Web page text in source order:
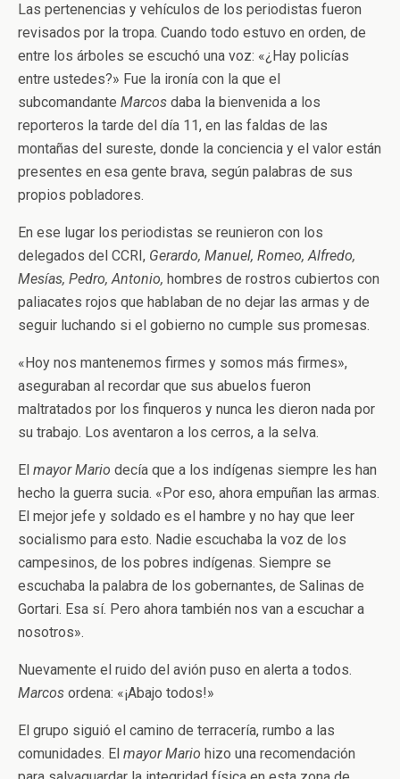
Las pertenencias y vehículos de los periodistas fueron
revisados por la tropa. Cuando todo estuvo en orden, de
entre los árboles se escuchó una voz: «¿Hay policías
entre ustedes?» Fue la ironía con la que el
subcomandante Marcos daba la bienvenida a los
reporteros la tarde del día 11, en las faldas de las
montañas del sureste, donde la conciencia y el valor están
presentes en esa gente brava, según palabras de sus
propios pobladores.
En ese lugar los periodistas se reunieron con los
delegados del CCRI, Gerardo, Manuel, Romeo, Alfredo,
Mesías, Pedro, Antonio, hombres de rostros cubiertos con
paliacates rojos que hablaban de no dejar las armas y de
seguir luchando si el gobierno no cumple sus promesas.
«Hoy nos mantenemos firmes y somos más firmes»,
aseguraban al recordar que sus abuelos fueron
maltratados por los finqueros y nunca les dieron nada por
su trabajo. Los aventaron a los cerros, a la selva.
El mayor Mario decía que a los indígenas siempre les han
hecho la guerra sucia. «Por eso, ahora empuñan las armas.
El mejor jefe y soldado es el hambre y no hay que leer
socialismo para esto. Nadie escuchaba la voz de los
campesinos, de los pobres indígenas. Siempre se
escuchaba la palabra de los gobernantes, de Salinas de
Gortari. Esa sí. Pero ahora también nos van a escuchar a
nosotros».
Nuevamente el ruido del avión puso en alerta a todos.
Marcos ordena: «¡Abajo todos!»
El grupo siguió el camino de terracería, rumbo a las
comunidades. El mayor Mario hizo una recomendación